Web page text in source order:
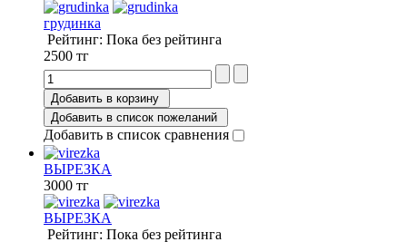
грудинка
Рейтинг: Пока без рейтинга
2500 тг
Добавить в корзину
Добавить в список пожеланий
Добавить в список сравнения
ВЫРЕЗКА
3000 тг
ВЫРЕЗКА
Рейтинг: Пока без рейтинга